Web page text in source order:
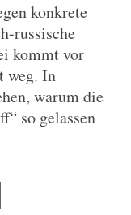
konkrete
russische
kommt vor
weg. In
warum die
so gelassen